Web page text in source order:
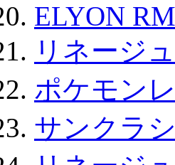
ELYON
リネージ
ポケモン
サンクラ